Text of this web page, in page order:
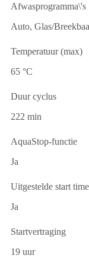
Afwasprogramma\'s
Auto, Glas/
Temperatuur (max)
65 °C
Duur cyclus
222 min
AquaStop-functie
Ja
Uitgestelde start
Ja
Startvertraging
19 uur